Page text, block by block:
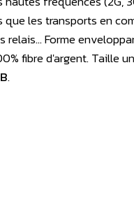
les transports en
relais… Forme
fibre d'argent. Taille
.